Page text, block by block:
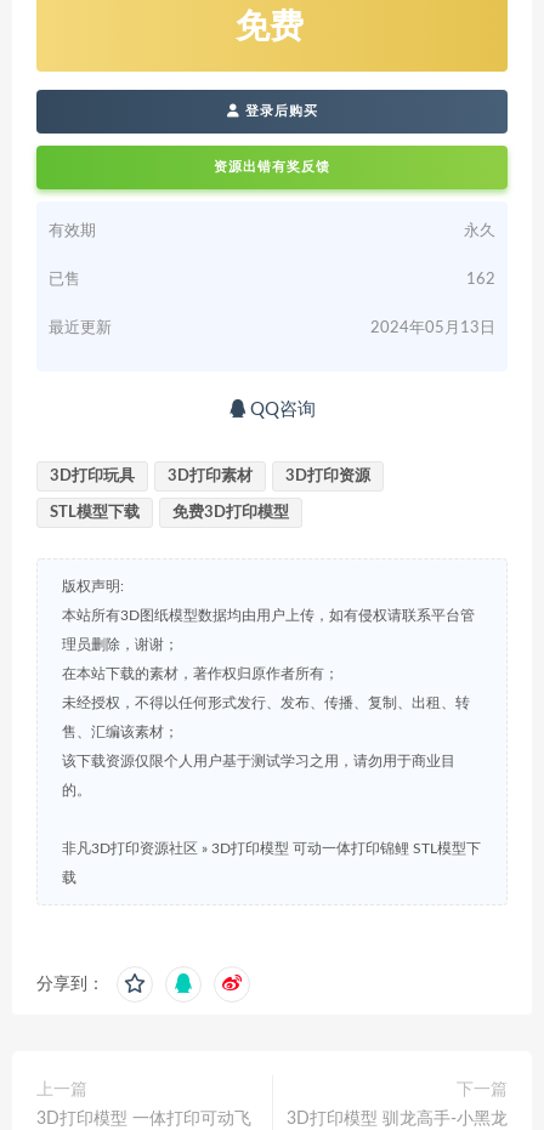
免费
登录后购买
资源出错有奖反馈
有效期 永久
已售 162
最近更新 2024年05月13日
QQ咨询
3D打印玩具 3D打印素材 3D打印资源
STL模型下载 免费3D打印模型
版权声明:
本站所有3D图纸模型数据均由用户上传，如有侵权请联系平台管
理员删除，谢谢；
在本站下载的素材，著作权归原作者所有；
未经授权，不得以任何形式发行、发布、传播、复制、出租、转
售、汇编该素材；
该下载资源仅限个人用户基于测试学习之用，请勿用于商业目
的。
非凡3D打印资源社区 » 3D打印模型 可动一体打印锦鲤 STL模型下
载
分享到：
上一篇
3D打印模型 一体打印可动飞
下一篇
3D打印模型 驯龙高手-小黑龙